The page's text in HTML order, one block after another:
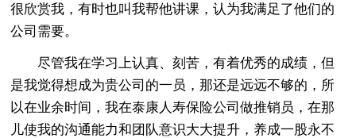
很欣赏我，有时也叫我帮他讲课，认为我满足了他们的
公司需要。
尽管我在学习上认真、刻苦，有着优秀的成绩，但
是我觉得想成为贵公司的一员，那还是远远不够的，所
以在业余时间，我在泰康人寿保险公司做推销员，在那
儿使我的沟通能力和团队意识大大提升，养成一股永不